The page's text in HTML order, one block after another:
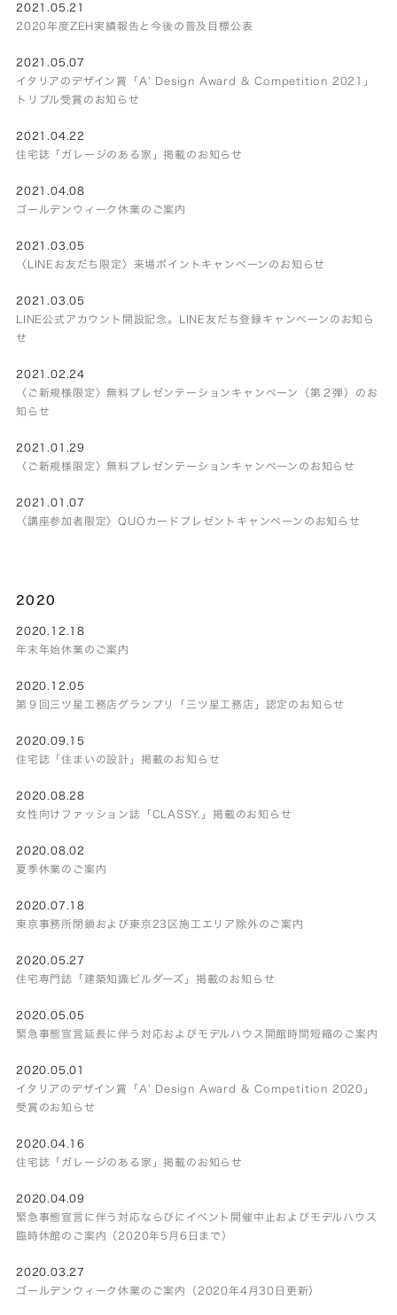
2021.05.21
2020年度ZEH実績報告と今後の普及目標公表
2021.05.07
イタリアのデザイン賞「A’ Design Award & Competition 2021」
トリプル受賞のお知らせ
2021.04.22
住宅誌「ガレージのある家」掲載のお知らせ
2021.04.08
ゴールデンウィーク休業のご案内
2021.03.05
〈LINEお友だち限定〉来場ポイントキャンペーンのお知らせ
2021.03.05
LINE公式アカウント開設記念。LINE友だち登録キャンペーンのお知ら
せ
2021.02.24
〈ご新規様限定〉無料プレゼンテーションキャンペーン（第２弾）のお
知らせ
2021.01.29
〈ご新規様限定〉無料プレゼンテーションキャンペーンのお知らせ
2021.01.07
〈講座参加者限定〉QUOカードプレゼントキャンペーンのお知らせ
2020
2020.12.18
年末年始休業のご案内
2020.12.05
第９回三ツ星工務店グランプリ「三ツ星工務店」認定のお知らせ
2020.09.15
住宅誌「住まいの設計」掲載のお知らせ
2020.08.28
女性向けファッション誌「CLASSY.」掲載のお知らせ
2020.08.02
夏季休業のご案内
2020.07.18
東京事務所閉鎖および東京23区施工エリア除外のご案内
2020.05.27
住宅専門誌「建築知識ビルダーズ」掲載のお知らせ
2020.05.05
緊急事態宣言延長に伴う対応およびモデルハウス開館時間短縮のご案内
2020.05.01
イタリアのデザイン賞「A’ Design Award & Competition 2020」
受賞のお知らせ
2020.04.16
住宅誌「ガレージのある家」掲載のお知らせ
2020.04.09
緊急事態宣言に伴う対応ならびにイベント開催中止およびモデルハウス
臨時休館のご案内（2020年5月6日まで）
2020.03.27
ゴールデンウィーク休業のご案内（2020年4月30日更新）